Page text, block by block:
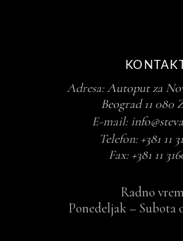
Adresa:Autoput za
Beograd 11 080
E-mail:
Telefon: +381 11
Fax: +381 11
Radno
Ponedeljak – Subota